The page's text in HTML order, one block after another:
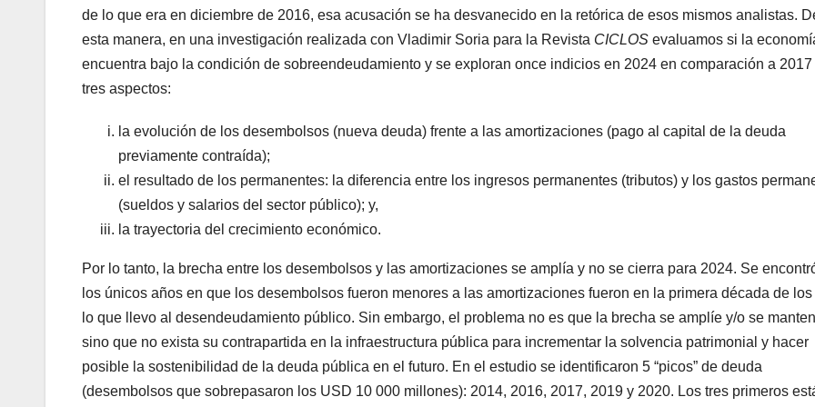
de lo que era en diciembre de 2016, esa acusación se ha desvanecido en la retórica de esos mismos analistas.
esta manera, en una investigación realizada con Vladimir Soria para la Revista CICLOS evaluamos si la
encuentra bajo la condición de sobreendeudamiento y se exploran once indicios en 2024 en comparación a
tres aspectos:
la evolución de los desembolsos (nueva deuda) frente a las amortizaciones (pago al capital de la deuda
previamente contraída);
el resultado de los permanentes: la diferencia entre los ingresos permanentes (tributos) y los gastos
(sueldos y salarios del sector público); y,
la trayectoria del crecimiento económico.
Por lo tanto, la brecha entre los desembolsos y las amortizaciones se amplía y no se cierra para 2024. Se
los únicos años en que los desembolsos fueron menores a las amortizaciones fueron en la primera década de
lo que llevo al desendeudamiento público. Sin embargo, el problema no es que la brecha se amplíe y/o se
sino que no exista su contrapartida en la infraestructura pública para incrementar la solvencia patrimonial y hacer
posible la sostenibilidad de la deuda pública en el futuro. En el estudio se identificaron 5 “picos” de deuda
(desembolsos que sobrepasaron los USD 10 000 millones): 2014, 2016, 2017, 2019 y 2020. Los tres primeros